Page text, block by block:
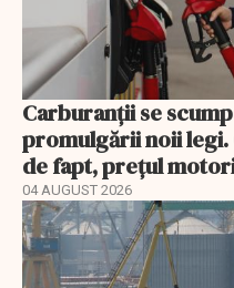
Carburanții se
promulgării noii legi.
de fapt, prețul
04 AUGUST 2026